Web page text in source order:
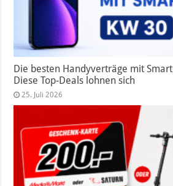
Die besten Handyverträge mit
Diese Top-Deals lohnen sich
25. Juli 2026